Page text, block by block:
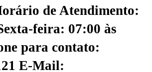
de Atendimento:
feira: 07:00 às
para contato:
E-Mail: